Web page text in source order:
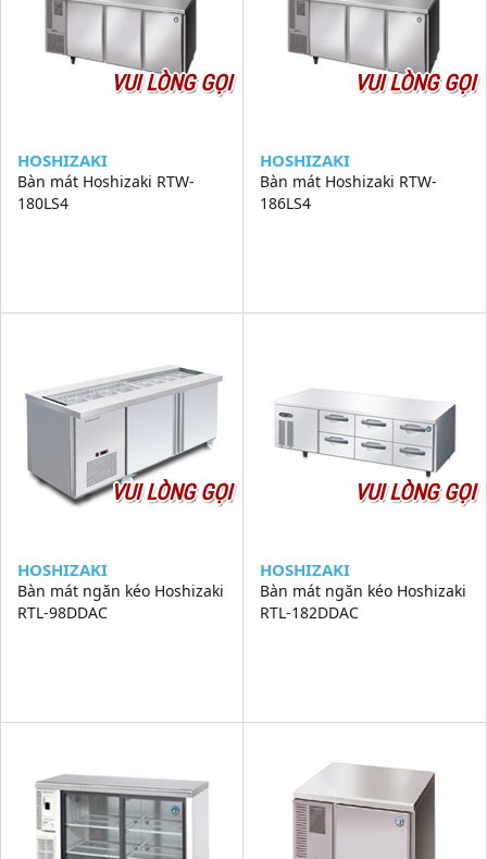
VUI LÒNG GỌI
HOSHIZAKI
Bàn mát Hoshizaki RTW-
180LS4
VUI LÒNG GỌI
HOSHIZAKI
Bàn mát Hoshizaki RTW-
186LS4
VUI LÒNG GỌI
HOSHIZAKI
Bàn mát ngăn kéo Hoshizaki
RTL-98DDAC
VUI LÒNG GỌI
HOSHIZAKI
Bàn mát ngăn kéo Hoshizaki
RTL-182DDAC